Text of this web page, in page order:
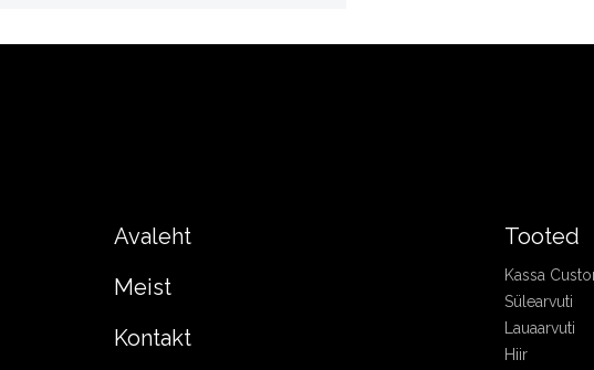
Avaleht
Meist
Kontakt
Tooted
Kassa
Sülearvuti
Lauaarvuti
Hiir